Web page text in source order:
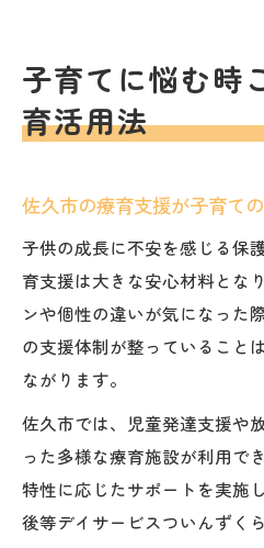
子育てに悩む時
育活用法
佐久市の療育支援が子育て
子供の成長に不安を感じる保
育支援は大きな安心材料とな
ンや個性の違いが気になった
の支援体制が整っていること
ながります。
佐久市では、児童発達支援や
った多様な療育施設が利用で
特性に応じたサポートを実施
後等デイサービスついんずく